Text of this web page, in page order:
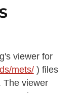
viewer for
mets/) files
The viewer